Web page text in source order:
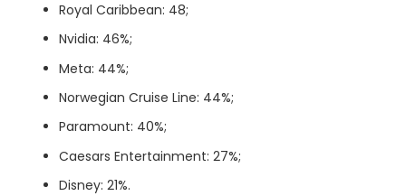
Royal Caribbean: 48;
Nvidia: 46%;
Meta: 44%;
Norwegian Cruise Line: 44%;
Paramount: 40%;
Caesars Entertainment: 27%;
Disney: 21%.